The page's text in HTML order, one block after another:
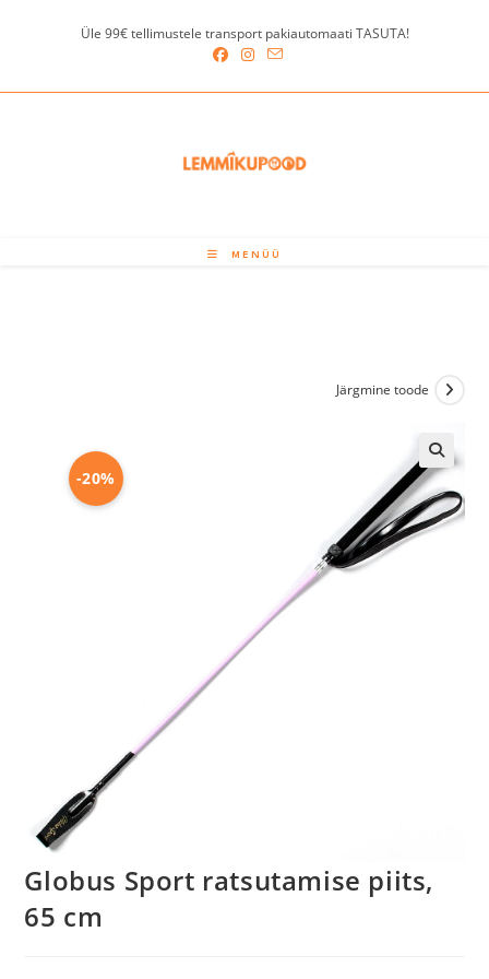
Üle 99€ tellimustele transport pakiautomaati TASUTA!
MENÜÜ
-20%
Järgmine toode
Globus Sport ratsutamise piits,
65 cm